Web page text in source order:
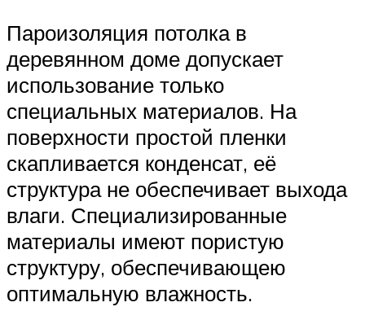
Пароизоляция потолка в
деревянном доме допускает
использование только
специальных материалов. На
поверхности простой пленки
скапливается конденсат, её
структура не обеспечивает выхода
влаги. Специализированные
материалы имеют пористую
структуру, обеспечивающею
оптимальную влажность.